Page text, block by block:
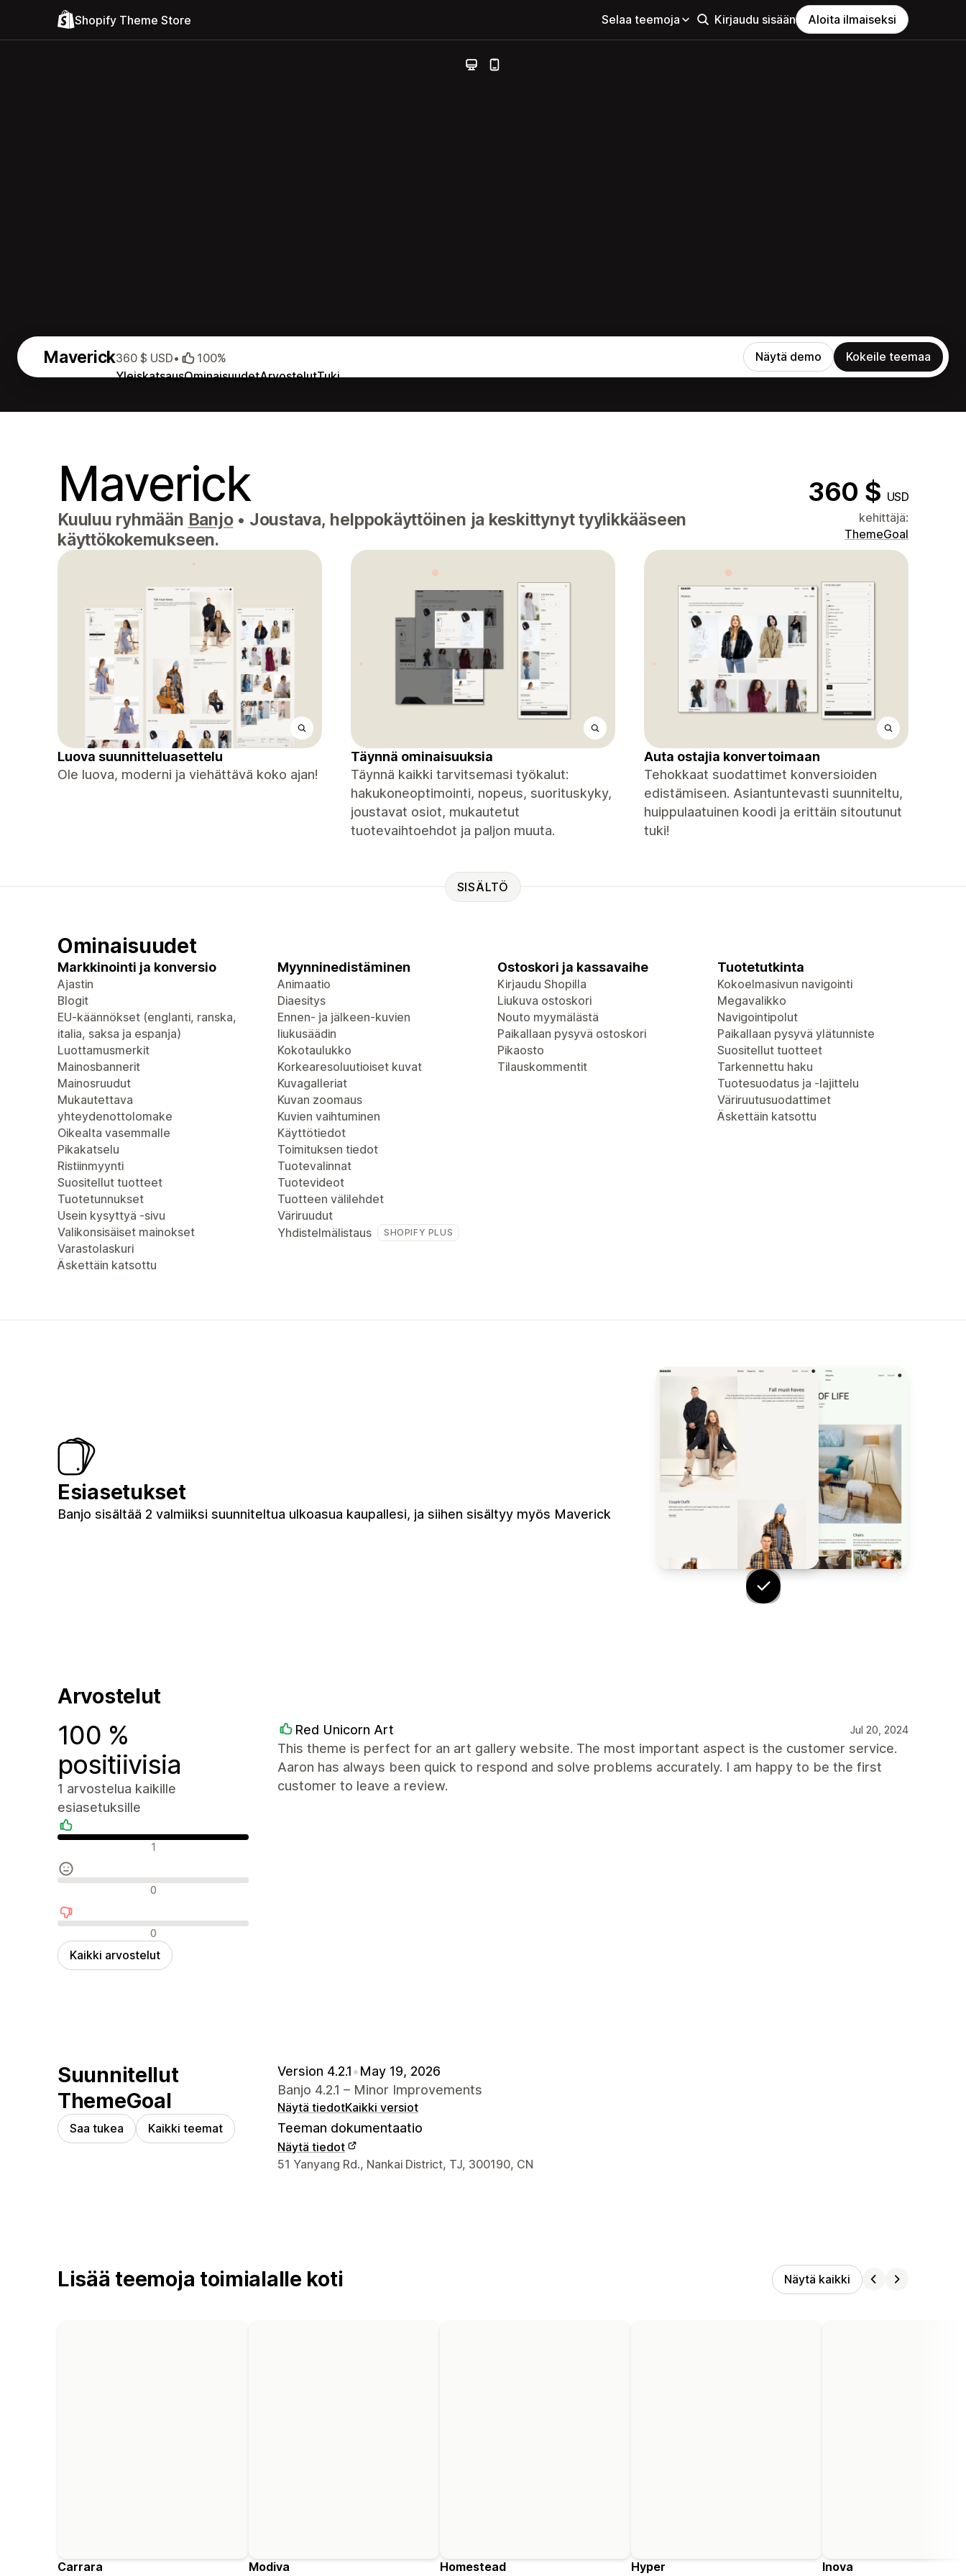
Shopify Theme Store Selaa teemoja Kirjaudu sisään Aloita ilmaiseksi
Maverick
YleiskatsausOminaisuudetArvostelutTuki
360 $ USD• 100% Näytä demo Kokeile teemaa
Maverick 360 $ USD
Kuuluu ryhmään Banjo • Joustava, helppokäyttöinen ja keskittynyt tyylikkääseen
käyttökokemukseen.
kehittäjä:
ThemeGoal
Luova suunnitteluasettelu
Ole luova, moderni ja viehättävä koko ajan!
Täynnä ominaisuuksia
Täynnä kaikki tarvitsemasi työkalut:
hakukoneoptimointi, nopeus, suorituskyky,
joustavat osiot, mukautetut
tuotevaihtoehdot ja paljon muuta.
Auta ostajia konvertoimaan
Tehokkaat suodattimet konversioiden
edistämiseen. Asiantuntevasti suunniteltu,
huippulaatuinen koodi ja erittäin sitoutunut
tuki!
SISÄLTÖ
Ominaisuudet
Markkinointi ja konversio
Ajastin
Blogit
EU-käännökset (englanti, ranska,
italia, saksa ja espanja)
Luottamusmerkit
Mainosbannerit
Mainosruudut
Mukautettava
yhteydenottolomake
Oikealta vasemmalle
Pikakatselu
Ristiinmyynti
Suositellut tuotteet
Tuotetunnukset
Usein kysyttyä -sivu
Valikonsisäiset mainokset
Varastolaskuri
Äskettäin katsottu
Myynninedistäminen
Animaatio
Diaesitys
Ennen- ja jälkeen-kuvien
liukusäädin
Kokotaulukko
Korkearesoluutioiset kuvat
Kuvagalleriat
Kuvan zoomaus
Kuvien vaihtuminen
Käyttötiedot
Toimituksen tiedot
Tuotevalinnat
Tuotevideot
Tuotteen välilehdet
Väriruudut
Yhdistelmälistaus
SHOPIFY PLUS
Ostoskori ja kassavaihe
Kirjaudu Shopilla
Liukuva ostoskori
Nouto myymälästä
Paikallaan pysyvä ostoskori
Pikaosto
Tilauskommentit
Tuotetutkinta
Kokoelmasivun navigointi
Megavalikko
Navigointipolut
Paikallaan pysyvä ylätunniste
Suositellut tuotteet
Tarkennettu haku
Tuotesuodatus ja -lajittelu
Väriruutusuodattimet
Äskettäin katsottu
Esiasetukset
Banjo sisältää 2 valmiiksi suunniteltua ulkoasua kaupallesi, ja siihen sisältyy myös Maverick
Arvostelut
100 %
positiivisia
1 arvostelua kaikille
esiasetuksille
Positiiviset arvostelut
1
Neutraalit arvostelut
0
Negatiiviset arvostelut
0
Kaikki arvostelut
Red Unicorn Art Jul 20, 2024
This theme is perfect for an art gallery website. The most important aspect is the customer service.
Aaron has always been quick to respond and solve problems accurately. I am happy to be the first
customer to leave a review.
Suunnitellut
ThemeGoal
Saa tukea Kaikki teemat
Version 4.2.1•May 19, 2026
Banjo 4.2.1 – Minor Improvements
Näytä tiedotKaikki versiot
Teeman dokumentaatio
Näytä tiedot
Suunnittelijan yhteystiedot
51 Yanyang Rd., Nankai District, TJ, 300190, CN
Lisää teemoja toimialalle koti Näytä kaikki
Carrara Modiva Homestead Hyper Inova